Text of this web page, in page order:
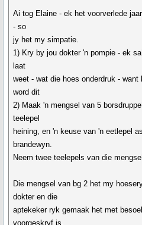
Ai tog Elaine - ek het voorverlede
- so
jy het my simpatie.
1) Kry by jou dokter 'n pompie - ek
laat
weet - wat die hoes onderdruk -
word dit
2) Maak 'n mengsel van 5
teelepel
heining, en 'n keuse van 'n eetlepel
brandewyn.
Neem twee teelepels van die
Die mengsel van bg 2 het my
dokter en die
aptekeker ryk gemaak het met
voorgeskryf is.